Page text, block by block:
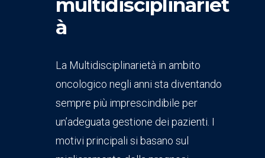
multidisciplinariet
à
La Multidisciplinarietà in ambito
oncologico negli anni sta diventando
sempre più imprescindibile per
un’adeguata gestione dei pazienti. I
motivi principali si basano sul